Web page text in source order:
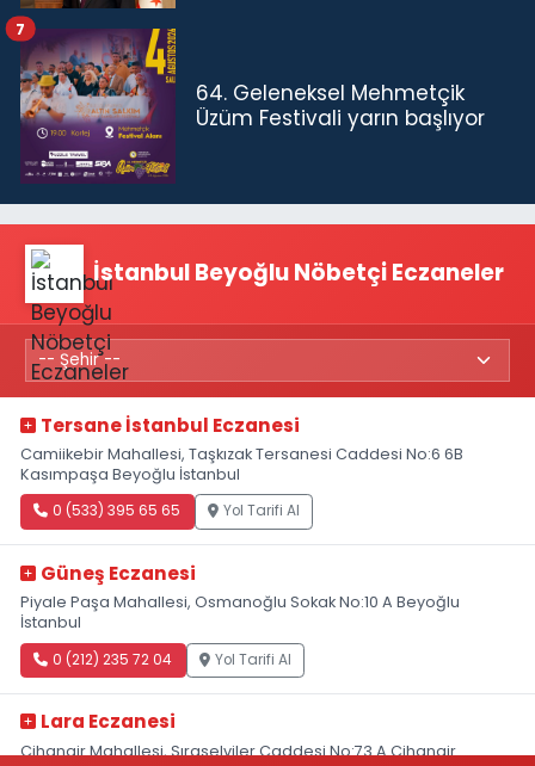
64. Geleneksel Mehmetçik
Üzüm Festivali yarın başlıyor
7
İstanbul Beyoğlu Nöbetçi Eczaneler
Tersane İstanbul Eczanesi
Camiikebir Mahallesi, Taşkızak Tersanesi Caddesi No:6 6B
Kasımpaşa Beyoğlu İstanbul
0 (533) 395 65 65 Yol Tarifi Al
Güneş Eczanesi
Piyale Paşa Mahallesi, Osmanoğlu Sokak No:10 A Beyoğlu
İstanbul
0 (212) 235 72 04 Yol Tarifi Al
Lara Eczanesi
Cihangir Mahallesi, Sıraselviler Caddesi No:73 A Cihangir